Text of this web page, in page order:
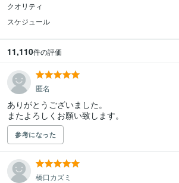
クオリティ
スケジュール
11,110件の評価
匿名
ありがとうございました。
またよろしくお願い致します。
参考になった
橋口カズミ